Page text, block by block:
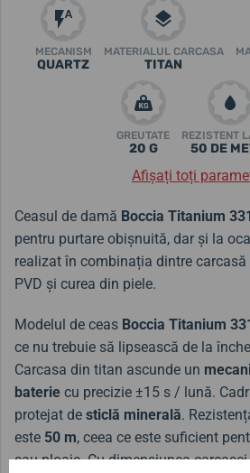
MECANISM
QUARTZ
MATERIALUL CARCASA
TITAN
GREUTATE
20 G
REZISTENT
50 DE
Afișați toți
Ceasul de damă Boccia Titanium
pentru purtare obișnuită, dar și la
realizat în combinația dintre
PVD și curea din piele.
Modelul de ceas Boccia Titanium
ce nu trebuie să lipsească de la
Carcasa din titan ascunde un
baterie cu precizie ±15 s / lună.
protejat de sticlă minerală.
este 50 m, ceea ce este suficient
sau ploaie. Cu dimensiunea